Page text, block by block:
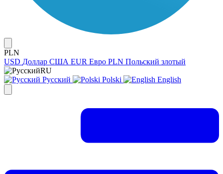
PLN
USD Доллар США EUR Евро PLN Польский злотый
RU
Русский
Polski English